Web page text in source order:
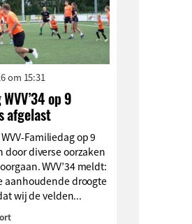
om 15:31
op 9
afgelast
Familiedag op 9
door diverse oorzaken
WVV’34 meldt:
aanhoudende droogte
wij de velden...